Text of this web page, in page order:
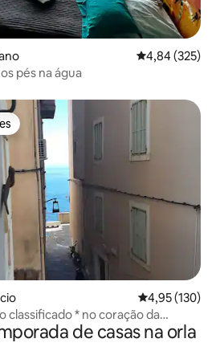
4,84 de uma
4,84 (325)
pés na água
4,95 de uma
4,95 (130)
classificado * no coração da
de casas na orla